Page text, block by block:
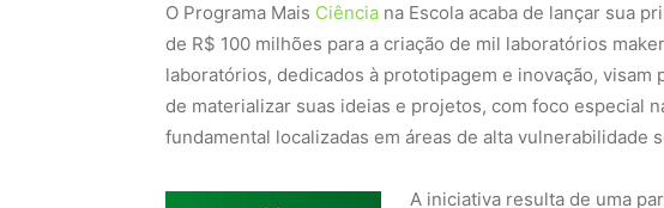
O Programa Mais Ciência na Escola acaba de lançar sua
de R$ 100 milhões para a criação de mil laboratórios
laboratórios, dedicados à prototipagem e inovação,
de materializar suas ideias e projetos, com foco especial
fundamental localizadas em áreas de alta vulnerabilidade
A iniciativa resulta de uma